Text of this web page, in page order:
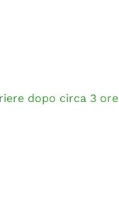
dopo circa 3 ore